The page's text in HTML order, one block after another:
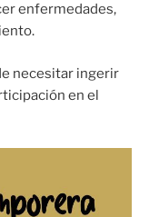
enfermedades,
necesitar ingerir
en el